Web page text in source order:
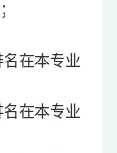
名在本专业
名在本专业